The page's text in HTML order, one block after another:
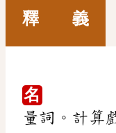
釋 義
名
量詞。計算